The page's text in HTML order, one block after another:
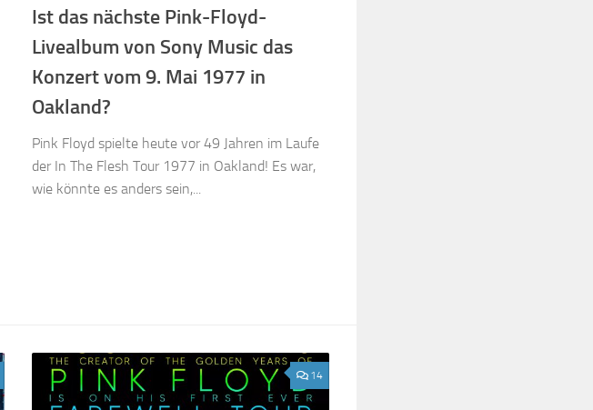
Ist das nächste Pink-Floyd-
Livealbum von Sony Music das
Konzert vom 9. Mai 1977 in
Oakland?
Pink Floyd spielte heute vor 49 Jahren im Laufe
der In The Flesh Tour 1977 in Oakland! Es war,
wie könnte es anders sein,...
14